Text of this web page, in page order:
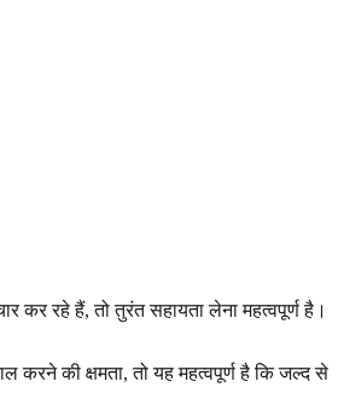
कर रहे हैं, तो तुरंत सहायता लेना महत्वपूर्ण है।
करने की क्षमता, तो यह महत्वपूर्ण है कि जल्द से